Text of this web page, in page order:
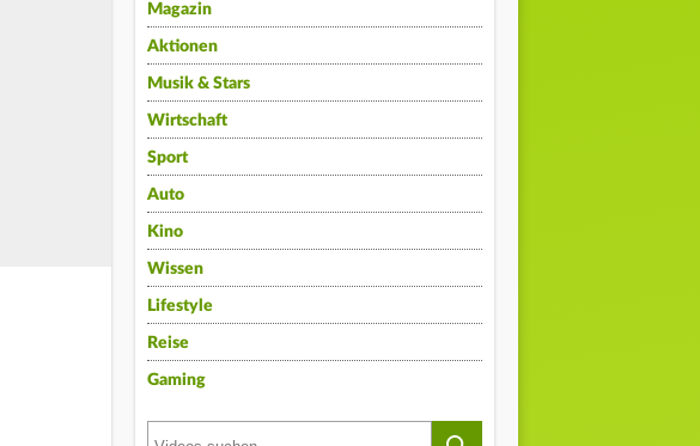
Magazin
Aktionen
Musik & Stars
Wirtschaft
Sport
Auto
Kino
Wissen
Lifestyle
Reise
Gaming